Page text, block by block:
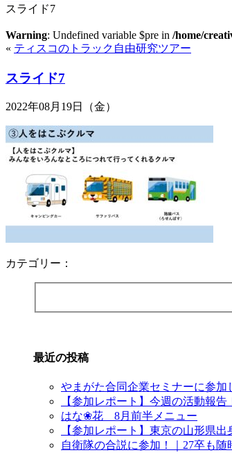
スライド7
Warning: Undefined variable $pre in /home/
« ティスコのトラック自由研究ツアー
スライド7
2022年08月19日（金）
カテゴリー：
最近の投稿
やまがた合同企業セミナーに参加
【参加レポート】今週の活動報
はな❀花 8月前半メニュー
【参加レポート】東京の山形県
自衛隊の合説に参加！｜27卒も随